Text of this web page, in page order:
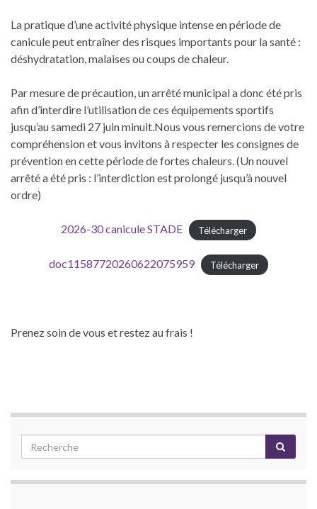
La pratique d’une activité physique intense en période de
canicule peut entraîner des risques importants pour la santé :
déshydratation, malaises ou coups de chaleur.
Par mesure de précaution, un arrêté municipal a donc été pris
afin d’interdire l’utilisation de ces équipements sportifs
jusqu’au samedi 27 juin minuit.Nous vous remercions de votre
compréhension et vous invitons à respecter les consignes de
prévention en cette période de fortes chaleurs. (Un nouvel
arrêté a été pris : l’interdiction est prolongé jusqu’à nouvel
ordre)
2026-30 canicule STADE Télécharger
doc11587720260622075959 Télécharger
Prenez soin de vous et restez au frais !